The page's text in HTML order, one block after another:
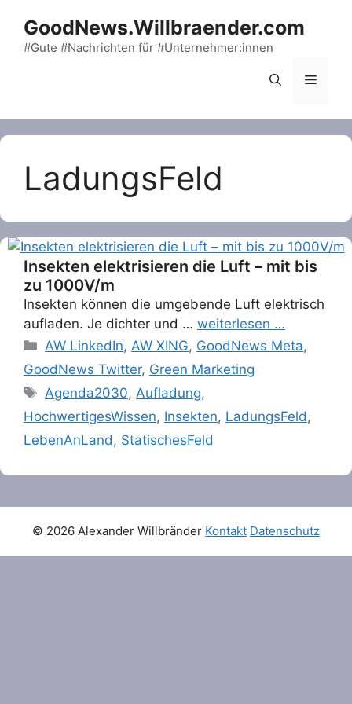
content
GoodNews.Willbraender.com
#Gute #Nachrichten für #Unternehmer:innen
Menu
LadungsFeld
Insekten elektrisieren die Luft – mit bis
zu 1000V/m
Insekten können die umgebende Luft elektrisch
aufladen. Je dichter und … weiterlesen …
Categories
AW LinkedIn,AW XING, GoodNews Meta,
GoodNews Twitter, Green Marketing
Tags
Agenda2030,Aufladung,
HochwertigesWissen, Insekten, LadungsFeld,
LebenAnLand, StatischesFeld
© 2026 Alexander Willbränder Kontakt Datenschutz